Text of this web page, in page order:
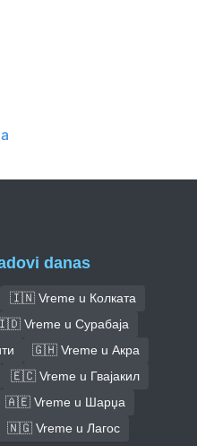
danas
🇮🇳 Vreme u Колката
Vreme u Сурабаја
🇬🇭 Vreme u Акра
🇪🇨 Vreme u Гвајакил
🇦🇪 Vreme u Шарџа
🇳🇬 Vreme u Лагос